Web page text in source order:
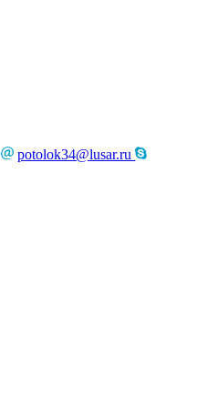
potolok34@lusar.ru